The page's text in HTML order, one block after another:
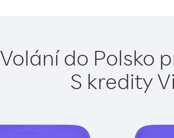
Volání do Polsko
S kredity